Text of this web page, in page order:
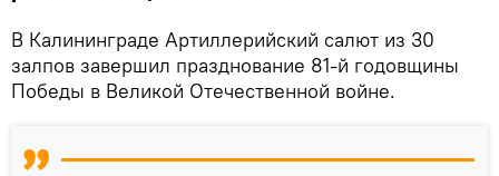
В Калининграде Артиллерийский салют из 30
залпов завершил празднование 81-й годовщины
Победы в Великой Отечественной войне.